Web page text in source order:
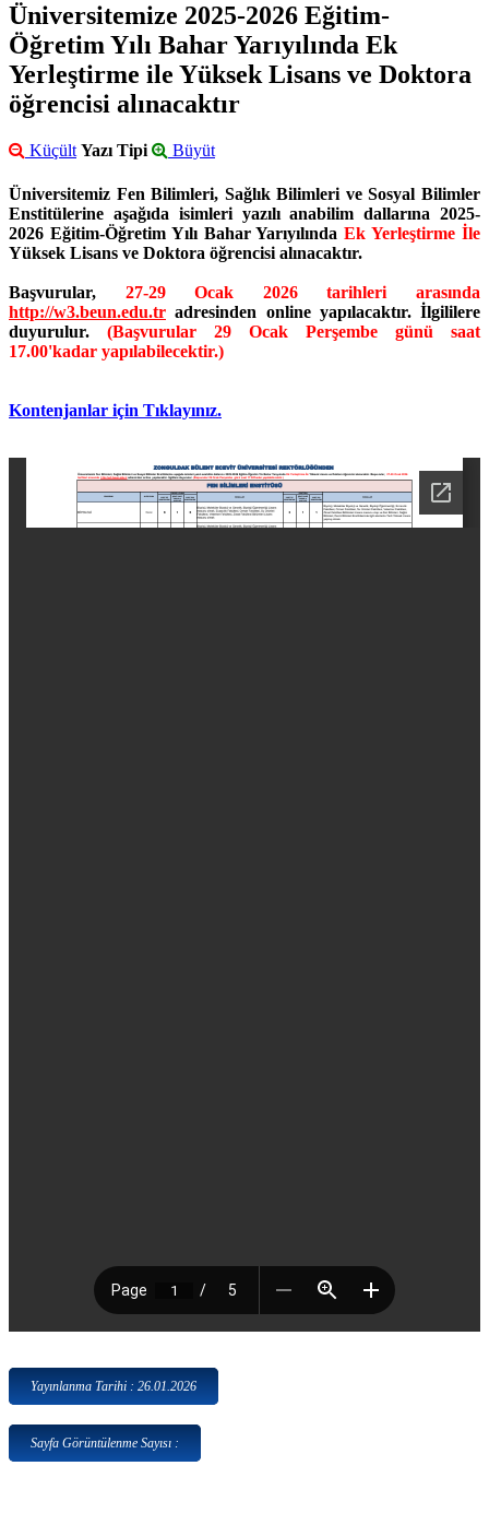
Üniversitemize 2025-2026 Eğitim-
Öğretim Yılı Bahar Yarıyılında Ek
Yerleştirme ile Yüksek Lisans ve Doktora
öğrencisi alınacaktır
Küçült Yazı Tipi Büyüt
Üniversitemiz Fen Bilimleri, Sağlık Bilimleri ve Sosyal Bilimler
Enstitülerine aşağıda isimleri yazılı anabilim dallarına 2025-
2026 Eğitim-Öğretim Yılı Bahar YarıyılındaEk Yerleştirme İle
Yüksek Lisans ve Doktora öğrencisi alınacaktır.
Başvurular, 27-29 Ocak 2026 tarihleri arasında
http://w3.beun.edu.tr adresinden online yapılacaktır. İlgililere
duyurulur. (Başvurular 29 Ocak Perşembe günü saat
17.00'kadar yapılabilecektir.)
Kontenjanlar için Tıklayınız.
Yayınlanma Tarihi : 26.01.2026
Sayfa Görüntülenme Sayısı :